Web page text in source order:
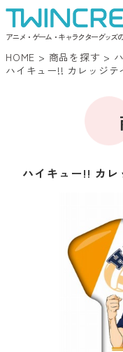
アニメ・ゲーム・キャラクターグッズ
HOME > 商品を探す >
ハイキュー!! カレッジ
ハイキュー!! カ